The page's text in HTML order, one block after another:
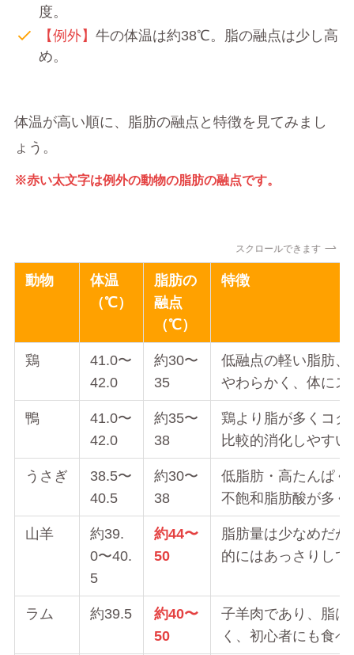
度。
【例外】牛の体温は約38℃。脂の融点は少し高
め。
体温が高い順に、脂肪の融点と特徴を見てみまし
ょう。
※赤い太文字は例外の動物の脂肪の融点です。
スクロールできます
動物
体温
（℃）
脂肪の
融点
（℃）
特徴
鶏
41.0〜
42.0
約30〜
35
低融点の軽い脂肪
やわらかく、体に
鴨
41.0〜
42.0
約35〜
38
鶏より脂が多くコ
比較的消化しやす
うさぎ
38.5〜
40.5
約30〜
38
低脂肪・高たんぱ
不飽和脂肪酸が多
山羊
約39.
0〜40.
5
約44〜
50
脂肪量は少なめだ
的にはあっさりし
ラム 約39.5
約40〜
50
子羊肉であり、脂
く、初心者にも食